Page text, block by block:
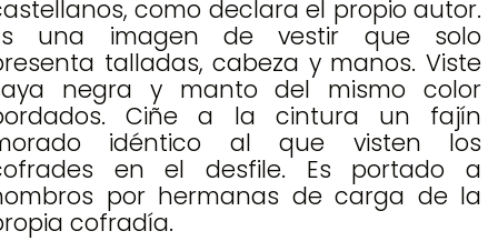
como declara el propio autor.
una imagen de vestir que solo
talladas, cabeza y manos. Viste
negra y manto del mismo color
Ciñe a la cintura un fajín
idéntico al que visten los
en el desfile. Es portado a
por hermanas de carga de la
cofradía.